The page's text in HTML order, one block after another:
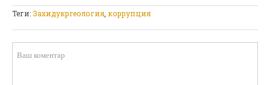
Теги:Захидукргеология коррупция